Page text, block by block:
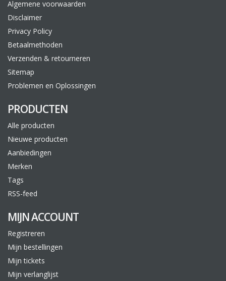
Algemene voorwaarden
Disclaimer
Privacy Policy
Betaalmethoden
Verzenden & retourneren
Sitemap
Problemen en Oplossingen
PRODUCTEN
Alle producten
Nieuwe producten
Aanbiedingen
Merken
Tags
RSS-feed
MIJN ACCOUNT
Registreren
Mijn bestellingen
Mijn tickets
Mijn verlanglijst